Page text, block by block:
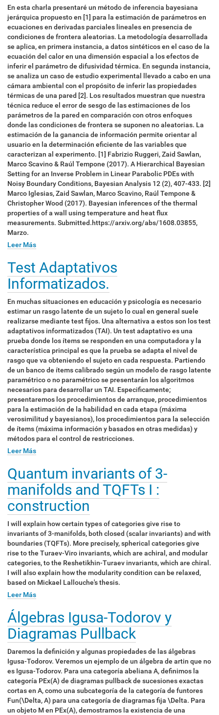
En esta charla presentaré un método de inferencia bayesiana
jerárquica propuesto en [1] para la estimación de parámetros en
ecuaciones en derivadas parciales lineales en presencia de
condiciones de frontera aleatorias. La metodología desarrollada
se aplica, en primera instancia, a datos sintéticos en el caso de la
ecuación del calor en una dimensión espacial a los efectos de
inferir el parámetro de difusividad térmica. En segunda instancia,
se analiza un caso de estudio experimental llevado a cabo en una
cámara ambiental con el propósito de inferir las propiedades
térmicas de una pared [2]. Los resultados muestran que nuestra
técnica reduce el error de sesgo de las estimaciones de los
parámetros de la pared en comparación con otros enfoques
donde las condiciones de frontera se suponen no aleatorias. La
estimación de la ganancia de información permite orientar al
usuario en la determinación eficiente de las variables que
caracterizan al experimento. [1] Fabrizio Ruggeri, Zaid Sawlan,
Marco Scavino & Raúl Tempone (2017). A Hierarchical Bayesian
Setting for an Inverse Problem in Linear Parabolic PDEs with
Noisy Boundary Conditions, Bayesian Analysis 12 (2), 407-433. [2]
Marco Iglesias, Zaid Sawlan, Marco Scavino, Raúl Tempone &
Christopher Wood (2017). Bayesian inferences of the thermal
properties of a wall using temperature and heat flux
measurements. Submitted.https://arxiv.org/abs/1608.03855,
Marzo.
Leer Más
Test Adaptativos
Informatizados.
En muchas situaciones en educación y psicología es necesario
estimar un rasgo latente de un sujeto lo cual en general suele
realizarse mediante test fijos. Una alternativa a estos son los test
adaptativos informatizados (TAI). Un test adaptativo es una
prueba donde los ítems se responden en una computadora y la
característica principal es que la prueba se adapta el nivel de
rasgo que va obteniendo el sujeto en cada respuesta. Partiendo
de un banco de ítems calibrado según un modelo de rasgo latente
paramétrico o no paramétrico se presentarán los algoritmos
necesarios para desarrollar un TAI. Especificamente;
presentaremos los procedimientos de arranque, procedimientos
para la estimación de la habilidad en cada etapa (máxima
verosimilitud y bayesianos), los procedimientos para la selección
de ítems (máxima información y basados en otras medidas) y
métodos para el control de restricciones.
Leer Más
Quantum invariants of 3-
manifolds and TQFTs I :
construction
I will explain how certain types of categories give rise to
invariants of 3-manifolds, both closed (scalar invariants) and with
boundaries (TQFTs). More precisely, spherical categories give
rise to the Turaev-Viro invariants, which are achiral, and modular
categories, to the Reshetikhin-Turaev invariants, which are chiral.
I will also explain how the modularity condition can be relaxed,
based on Mickael Lallouche's thesis.
Leer Más
Álgebras Igusa-Todorov y
Diagramas Pullback
Daremos la definición y algunas propiedades de las álgebras
Igusa-Todorov. Veremos un ejemplo de un álgebra de artin que no
es Igusa-Todorov. Para una categoría abeliana A, definimos la
categoría PEx(A) de diagramas pullback de sucesiones exactas
cortas en A, como una subcategoría de la categoría de funtores
Fun(\Delta, A) para una categoría de diagramas fija \Delta. Para
un objeto M en PEx(A), demostramos la existencia de una